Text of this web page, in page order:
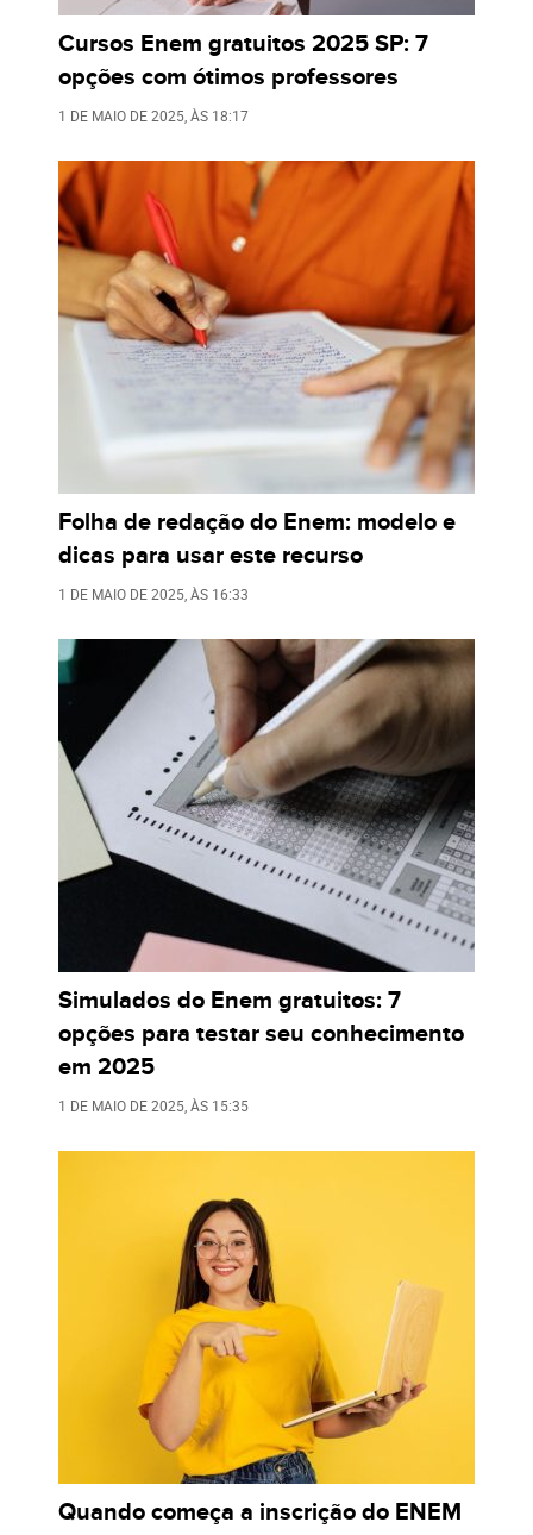
Cursos Enem gratuitos 2025 SP: 7
opções com ótimos professores
1 DE MAIO DE 2025 , ÀS 18:17
Folha de redação do Enem: modelo e
dicas para usar este recurso
1 DE MAIO DE 2025 , ÀS 16:33
Simulados do Enem gratuitos: 7
opções para testar seu conhecimento
em 2025
1 DE MAIO DE 2025 , ÀS 15:35
Quando começa a inscrição do ENEM